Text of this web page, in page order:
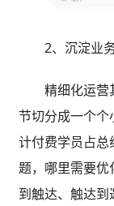
2、沉淀业
精细化运营
节切分成一个
计付费学员占总
题，哪里需要优
到触达、触达